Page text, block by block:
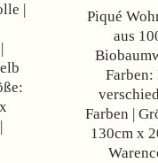
|
Piqué
aus
Farben:
Farben |
130cm x